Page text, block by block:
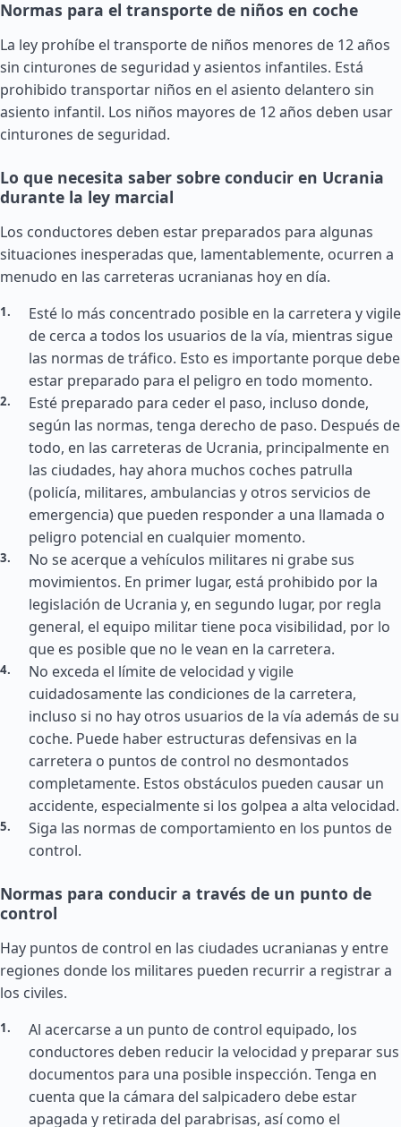
Normas para el transporte de niños en coche
La ley prohíbe el transporte de niños menores de 12 años
sin cinturones de seguridad y asientos infantiles. Está
prohibido transportar niños en el asiento delantero sin
asiento infantil. Los niños mayores de 12 años deben usar
cinturones de seguridad.
Lo que necesita saber sobre conducir en Ucrania
durante la ley marcial
Los conductores deben estar preparados para algunas
situaciones inesperadas que, lamentablemente, ocurren a
menudo en las carreteras ucranianas hoy en día.
Esté lo más concentrado posible en la carretera y vigile
de cerca a todos los usuarios de la vía, mientras sigue
las normas de tráfico. Esto es importante porque debe
estar preparado para el peligro en todo momento.
Esté preparado para ceder el paso, incluso donde,
según las normas, tenga derecho de paso. Después de
todo, en las carreteras de Ucrania, principalmente en
las ciudades, hay ahora muchos coches patrulla
(policía, militares, ambulancias y otros servicios de
emergencia) que pueden responder a una llamada o
peligro potencial en cualquier momento.
No se acerque a vehículos militares ni grabe sus
movimientos. En primer lugar, está prohibido por la
legislación de Ucrania y, en segundo lugar, por regla
general, el equipo militar tiene poca visibilidad, por lo
que es posible que no le vean en la carretera.
No exceda el límite de velocidad y vigile
cuidadosamente las condiciones de la carretera,
incluso si no hay otros usuarios de la vía además de su
coche. Puede haber estructuras defensivas en la
carretera o puntos de control no desmontados
completamente. Estos obstáculos pueden causar un
accidente, especialmente si los golpea a alta velocidad.
Siga las normas de comportamiento en los puntos de
control.
Normas para conducir a través de un punto de
control
Hay puntos de control en las ciudades ucranianas y entre
regiones donde los militares pueden recurrir a registrar a
los civiles.
Al acercarse a un punto de control equipado, los
conductores deben reducir la velocidad y preparar sus
documentos para una posible inspección. Tenga en
cuenta que la cámara del salpicadero debe estar
apagada y retirada del parabrisas, así como el